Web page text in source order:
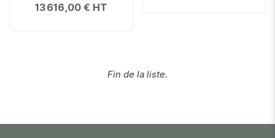
13 616,00 €
Fin de la liste.